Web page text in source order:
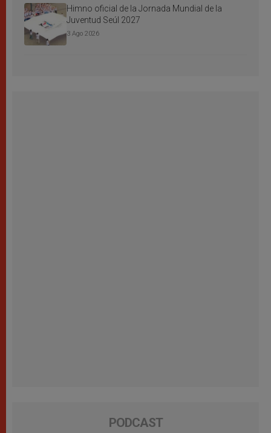
Himno oficial de la Jornada Mundial de la
Juventud Seúl 2027
3 Ago 2026
PODCAST